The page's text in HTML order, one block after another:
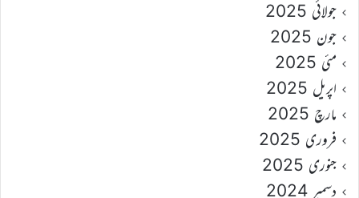
جولائی 2025
جون 2025
مئی 2025
اپریل 2025
مارچ 2025
فروری 2025
جنوری 2025
دسمبر 2024